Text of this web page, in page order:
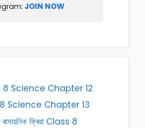
JOIN NOW
8 Science Chapter 12
8 Science Chapter 13
ৰাসায়নিক ক্ৰিয়া Class 8